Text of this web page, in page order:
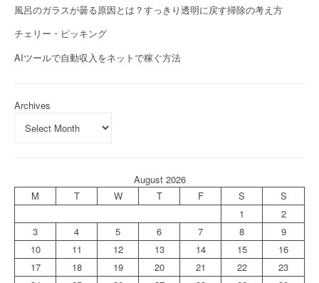
風呂のガラスが曇る原因とは？すっきり透明に戻す掃除の考え方
チェリー・ピッキング
AIツールで自動収入をネットで稼ぐ方法
Archives
August 2026
M
T W T F S
S
1
2
3
4 5 6 7 8
9
10
11 12 13 14 15
16
17
18 19 20 21 22
23